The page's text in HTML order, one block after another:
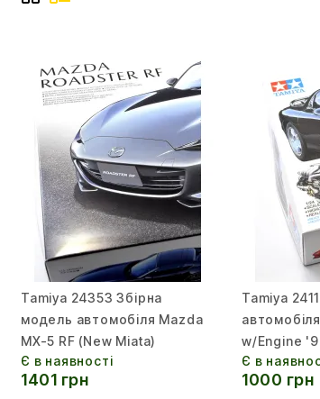
Tamiya 24353 Збірна
модель автомобіля Mazda
MX-5 RF (New Miata)
Є в наявності
1401 грн
Tamiya
w/Engine
Є в
1000 грн